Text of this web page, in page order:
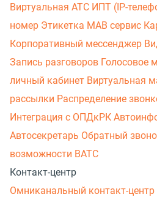
Виртуальная АТС ИПТ (IP-
номер Этикетка МАВ сервис
Корпоративный мессенджер
Запись разговоров Голосовое
личный кабинет Виртуальная
рассылки Распределение
Интеграция с ОПДкРК
Автосекретарь Обратный
возможности ВАТС
Контакт-центр
Омниканальный контакт-центр